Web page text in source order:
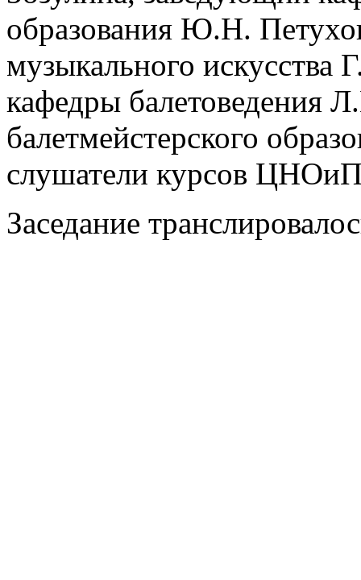
образования Ю.Н.
музыкального искусства
кафедры балетоведения
балетмейстерского
слушатели курсов
Заседание